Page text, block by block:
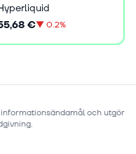
€▼0.2%
och utgör